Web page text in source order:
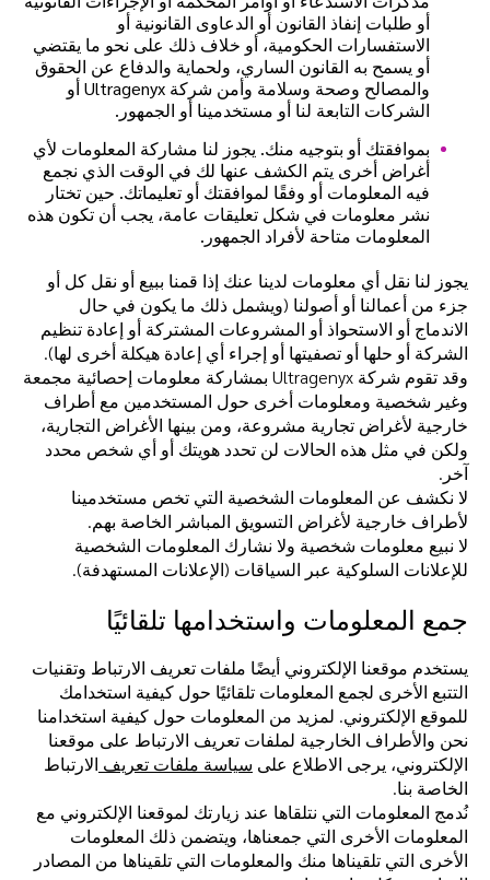
أو طلبات إنفاذ القانون أو الدعاوى القانونية أو
الاستفسارات الحكومية، أو خلاف ذلك على نحو ما يقتضي
أو يسمح به القانون الساري، ولحماية والدفاع عن الحقوق
والمصالح وصحة وسلامة وأمن شركة Ultragenyx أو
الشركات التابعة لنا أو مستخدمينا أو الجمهور.
بموافقتك أو بتوجيه منك. يجوز لنا مشاركة المعلومات لأي
أغراض أخرى يتم الكشف عنها لك في الوقت الذي نجمع
فيه المعلومات أو وفقًا لموافقتك أو تعليماتك. حين تختار
نشر معلومات في شكل تعليقات عامة، يجب أن تكون هذه
المعلومات متاحة لأفراد الجمهور.
يجوز لنا نقل أي معلومات لدينا عنك إذا قمنا ببيع أو نقل كل أو
جزء من أعمالنا أو أصولنا (ويشمل ذلك ما يكون في حال
الاندماج أو الاستحواذ أو المشروعات المشتركة أو إعادة تنظيم
الشركة أو حلها أو تصفيتها أو إجراء أي إعادة هيكلة أخرى لها).
وقد تقوم شركة Ultragenyx بمشاركة معلومات إحصائية مجمعة
وغير شخصية ومعلومات أخرى حول المستخدمين مع أطراف
خارجية لأغراض تجارية مشروعة، ومن بينها الأغراض التجارية،
ولكن في مثل هذه الحالات لن تحدد هويتك أو أي شخص محدد
آخر.
لا نكشف عن المعلومات الشخصية التي تخص مستخدمينا
لأطراف خارجية لأغراض التسويق المباشر الخاصة بهم.
لا نبيع معلومات شخصية ولا نشارك المعلومات الشخصية
للإعلانات السلوكية عبر السياقات (الإعلانات المستهدفة).
جمع المعلومات واستخدامها تلقائيًا
يستخدم موقعنا الإلكتروني أيضًا ملفات تعريف الارتباط وتقنيات
التتبع الأخرى لجمع المعلومات تلقائيًا حول كيفية استخدامك
للموقع الإلكتروني. لمزيد من المعلومات حول كيفية استخدامنا
نحن والأطراف الخارجية لملفات تعريف الارتباط على موقعنا
الإلكتروني، يرجى الاطلاع على سياسة ملفات تعريف الارتباط
الخاصة بنا.
نُدمج المعلومات التي نتلقاها عند زيارتك لموقعنا الإلكتروني مع
المعلومات الأخرى التي جمعناها، ويتضمن ذلك المعلومات
الأخرى التي تلقيناها منك والمعلومات التي تلقيناها من المصادر